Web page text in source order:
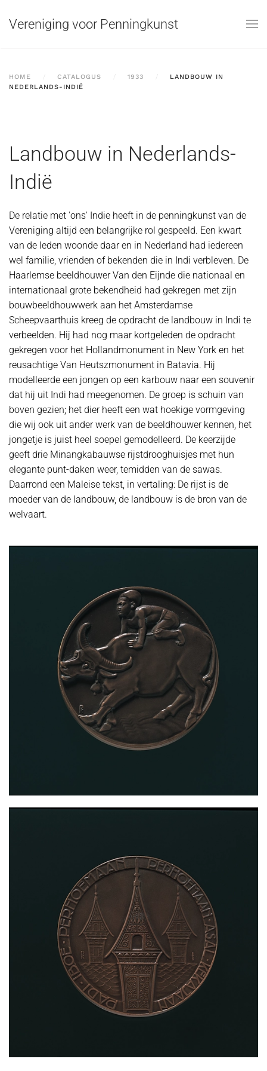
Skip to main content
Vereniging voor Penningkunst
HOME CATALOGUS 1933
LANDBOUW IN
NEDERLANDS-INDIË
Landbouw in Nederlands-
Indië
De relatie met 'ons' Indie heeft in de penningkunst van de
Vereniging altijd een belangrijke rol gespeeld. Een kwart
van de leden woonde daar en in Nederland had iedereen
wel familie, vrienden of bekenden die in Indi verbleven. De
Haarlemse beeldhouwer Van den Eijnde die nationaal en
internationaal grote bekendheid had gekregen met zijn
bouwbeeldhouwwerk aan het Amsterdamse
Scheepvaarthuis kreeg de opdracht de landbouw in Indi te
verbeelden. Hij had nog maar kortgeleden de opdracht
gekregen voor het Hollandmonument in New York en het
reusachtige Van Heutszmonument in Batavia. Hij
modelleerde een jongen op een karbouw naar een souvenir
dat hij uit Indi had meegenomen. De groep is schuin van
boven gezien; het dier heeft een wat hoekige vormgeving
die wij ook uit ander werk van de beeldhouwer kennen, het
jongetje is juist heel soepel gemodelleerd. De keerzijde
geeft drie Minangkabauwse rijstdrooghuisjes met hun
elegante punt-daken weer, temidden van de sawas.
Daarrond een Maleise tekst, in vertaling: De rijst is de
moeder van de landbouw, de landbouw is de bron van de
welvaart.